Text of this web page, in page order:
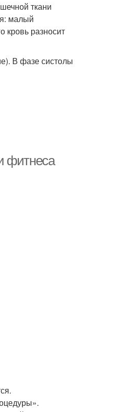
ткани
малый
кровь разносит
В фазе систолы
фитнеса